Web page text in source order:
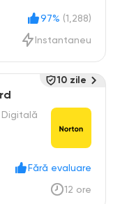
97% (1,288)
Instantaneu
Digitală
Fără evaluare
12 ore
10 zile